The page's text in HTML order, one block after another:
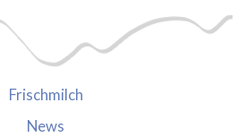
Frischmilch
News